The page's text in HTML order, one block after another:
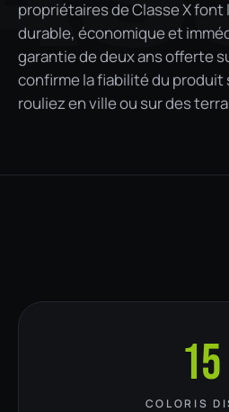
propriétaires de Classe X
durable, économique et
garantie de deux ans offerte
confirme la fiabilité du produit
rouliez en ville ou sur des
15
COLORIS